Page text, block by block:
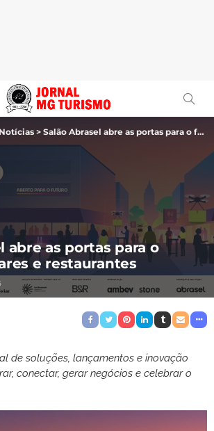
Notícias > Salão Abrasel abre as portas para o futuro dos bares e restaurantes
abre as portas para o
e restaurantes
de soluções, lançamentos e inovação
conectar, gerar negócios e celebrar o